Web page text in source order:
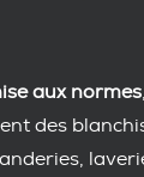
aux normes
des